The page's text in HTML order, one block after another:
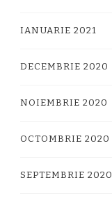
IANUARIE 2021
DECEMBRIE 2020
NOIEMBRIE 2020
OCTOMBRIE 2020
SEPTEMBRIE 2020